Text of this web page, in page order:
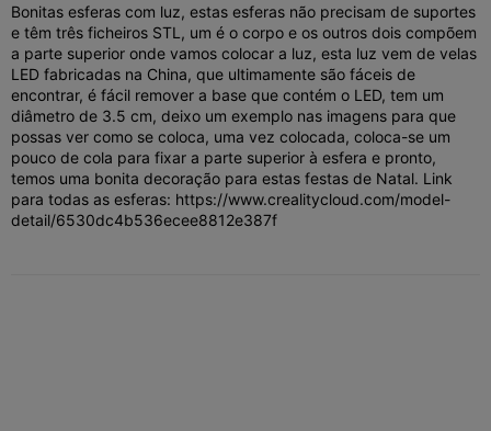
Bonitas esferas com luz, estas esferas não precisam de suportes
e têm três ficheiros STL, um é o corpo e os outros dois compõem
a parte superior onde vamos colocar a luz, esta luz vem de velas
LED fabricadas na China, que ultimamente são fáceis de
encontrar, é fácil remover a base que contém o LED, tem um
diâmetro de 3.5 cm, deixo um exemplo nas imagens para que
possas ver como se coloca, uma vez colocada, coloca-se um
pouco de cola para fixar a parte superior à esfera e pronto,
temos uma bonita decoração para estas festas de Natal. Link
para todas as esferas: https://www.crealitycloud.com/model-
detail/6530dc4b536ecee8812e387f